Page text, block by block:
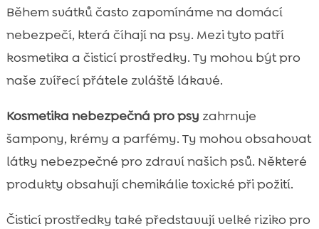
Během svátků často zapomínáme na domácí
nebezpečí, která číhají na psy. Mezi tyto patří
kosmetika a čisticí prostředky. Ty mohou být pro
naše zvířecí přátele zvláště lákavé.
Kosmetika nebezpečná pro psy zahrnuje
šampony, krémy a parfémy. Ty mohou obsahovat
látky nebezpečné pro zdraví našich psů. Některé
produkty obsahují chemikálie toxické při požití.
Čisticí prostředky také představují velké riziko pro